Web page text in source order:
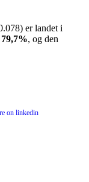
er landet i
79,7%, og den